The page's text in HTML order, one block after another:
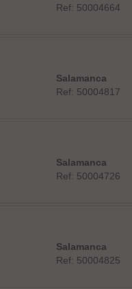
Ref: 50004664
Salamanca
Ref: 50004817
Salamanca
Ref: 50004726
Salamanca
Ref: 50004825